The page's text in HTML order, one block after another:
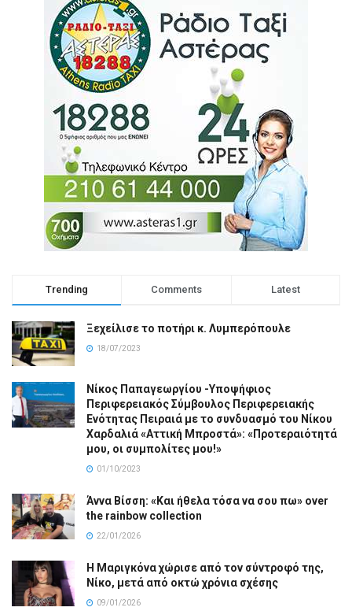
Trending Comments Latest
Ξεχείλισε το ποτήρι κ. Λυμπερόπουλε
18/07/2023
Νίκος Παπαγεωργίου -Υποψήφιος
Περιφερειακός Σύμβουλος Περιφερειακής
Ενότητας Πειραιά με το συνδυασμό του Νίκου
Χαρδαλιά «Αττική Μπροστά»: «Προτεραιότητά
μου, οι συμπολίτες μου!»
01/10/2023
Άννα Βίσση: «Και ήθελα τόσα να σου πω» over
the rainbow collection
22/01/2026
Η Μαριγκόνα χώρισε από τον σύντροφό της,
Νίκο, μετά από οκτώ χρόνια σχέσης
09/01/2026